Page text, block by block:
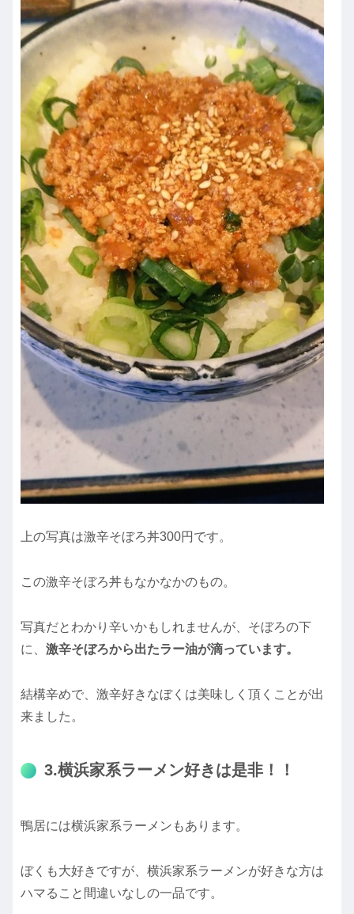
上の写真は激辛そぼろ丼300円です。
この激辛そぼろ丼もなかなかのもの。
写真だとわかり辛いかもしれませんが、そぼろの下
に、 激辛そぼろから出たラー油が滴っています。
結構辛めで、激辛好きなぼくは美味しく頂くことが出
来ました。
3.横浜家系ラーメン好きは是非！！
鴨居には横浜家系ラーメンもあります。
ぼくも大好きですが、横浜家系ラーメンが好きな方は
ハマること間違いなしの一品です。